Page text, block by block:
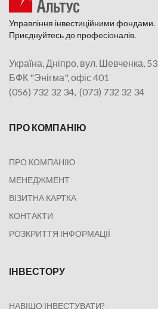
Управління інвестиційними фондами.
Приєднуйтесь до професіоналів.
Україна, Дніпро, вул. Шевченка, 53
БФК "Энігма", офіс 401
(056) 732 32 34, (073) 732 32 34
ПРО КОМПАНІЮ
ПРО КОМПАНІЮ
МЕНЕДЖМЕНТ
ВІЗИТНА КАРТКА
КОНТАКТИ
РОЗКРИТТЯ ІНФОРМАЦІЇ
ІНВЕСТОРУ
НАВІЩО ІНВЕСТУВАТИ?